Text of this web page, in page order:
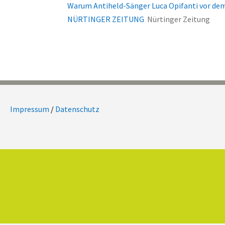
Warum Antiheld-Sänger Luca Opifanti vor
NÜRTINGER ZEITUNG Nürtinger Zeitung
Impressum / Datenschutz